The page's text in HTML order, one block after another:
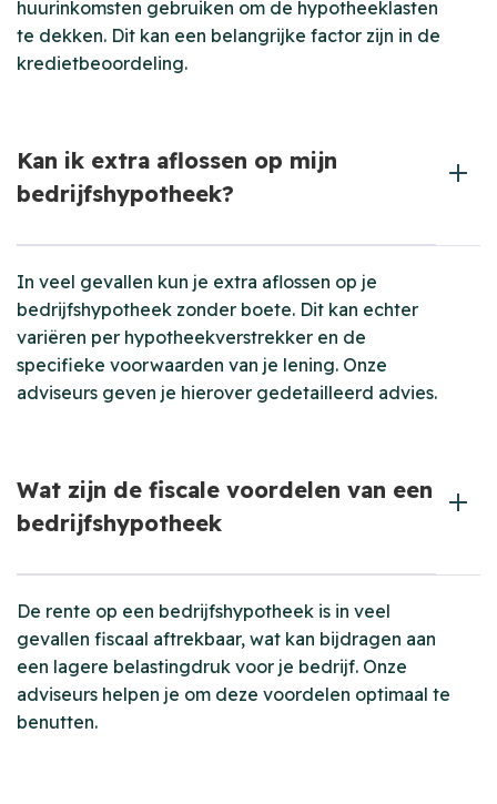
huurinkomsten gebruiken om de hypotheeklasten
te dekken. Dit kan een belangrijke factor zijn in de
kredietbeoordeling.
Kan ik extra aflossen op mijn
bedrijfshypotheek?
In veel gevallen kun je extra aflossen op je
bedrijfshypotheek zonder boete. Dit kan echter
variëren per hypotheekverstrekker en de
specifieke voorwaarden van je lening. Onze
adviseurs geven je hierover gedetailleerd advies.
Wat zijn de fiscale voordelen van een
bedrijfshypotheek
De rente op een bedrijfshypotheek is in veel
gevallen fiscaal aftrekbaar, wat kan bijdragen aan
een lagere belastingdruk voor je bedrijf. Onze
adviseurs helpen je om deze voordelen optimaal te
benutten.